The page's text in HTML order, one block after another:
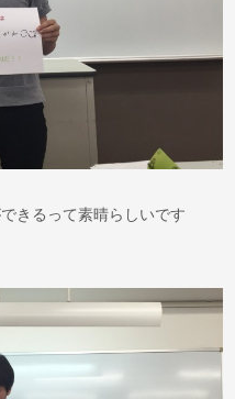
きるって素晴らしいです